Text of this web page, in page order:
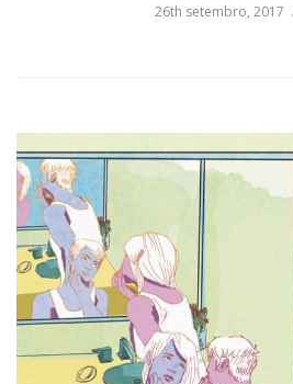
26th setembro, 2017